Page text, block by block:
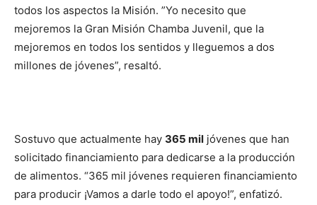
todos los aspectos la Misión. ”Yo necesito que
mejoremos la Gran Misión Chamba Juvenil, que la
mejoremos en todos los sentidos y lleguemos a dos
millones de jóvenes”, resaltó.
Sostuvo que actualmente hay 365 mil jóvenes que han
solicitado financiamiento para dedicarse a la producción
de alimentos. “365 mil jóvenes requieren financiamiento
para producir ¡Vamos a darle todo el apoyo!”, enfatizó.